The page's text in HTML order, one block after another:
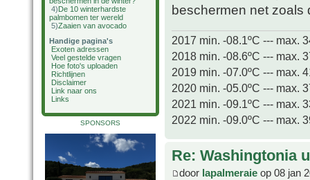
4)De 10 winterhardste
palmbomen ter wereld
5)Zaaien van avocado
Handige pagina's
Exoten adressen
Veel gestelde vragen
Hoe foto's uploaden
Richtlijnen
Disclaimer
Link naar ons
Links
SPONSORS
beschermen net zoals
2017 min. -08.1ºC --- max.
2018 min. -08.6ºC --- max.
2019 min. -07.0ºC --- max.
2020 min. -05.0ºC --- max.
2021 min. -09.1ºC --- max.
2022 min. -09.0ºC --- max.
Re: Washingtonia
door lapalmeraie op 08 jan